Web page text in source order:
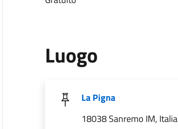
Luogo
La Pigna
18038 Sanremo IM, Italia